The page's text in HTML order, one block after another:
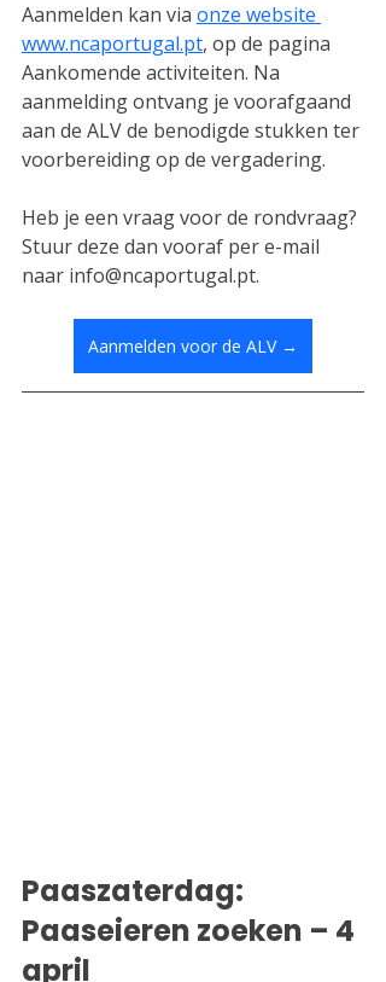
Aanmelden kan via onze website
www.ncaportugal.pt, op de pagina
Aankomende activiteiten. Na
aanmelding ontvang je voorafgaand
aan de ALV de benodigde stukken ter
voorbereiding op de vergadering.
Heb je een vraag voor de rondvraag?
Stuur deze dan vooraf per e-mail
naar info@ncaportugal.pt.
Aanmelden voor de ALV →
Paaszaterdag:
Paaseieren zoeken – 4
april